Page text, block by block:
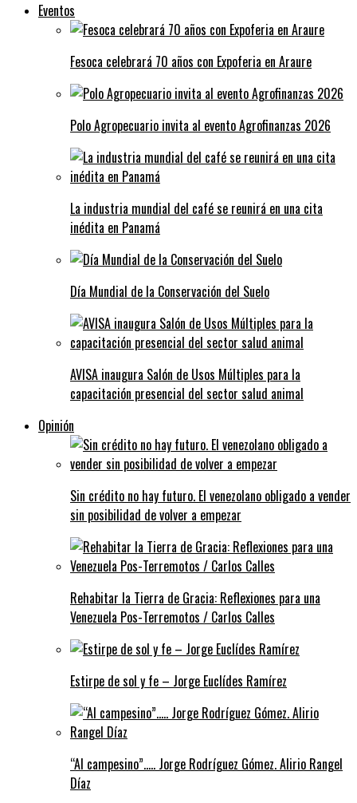
Eventos
Fesoca celebrará 70 años con Expoferia en Araure
Polo Agropecuario invita al evento Agrofinanzas 2026
La industria mundial del café se reunirá en una cita
inédita en Panamá
Día Mundial de la Conservación del Suelo
AVISA inaugura Salón de Usos Múltiples para la
capacitación presencial del sector salud animal
Opinión
Sin crédito no hay futuro. El venezolano obligado a vender
sin posibilidad de volver a empezar
Rehabitar la Tierra de Gracia: Reflexiones para una
Venezuela Pos-Terremotos / Carlos Calles
Estirpe de sol y fe – Jorge Euclídes Ramírez
“Al campesino”….. Jorge Rodríguez Gómez. Alirio Rangel
Díaz